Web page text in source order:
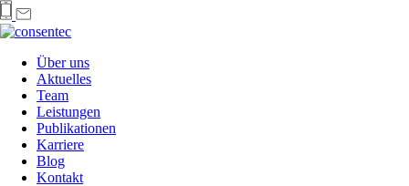
Über uns
Aktuelles
Team
Leistungen
Publikationen
Karriere
Blog
Kontakt